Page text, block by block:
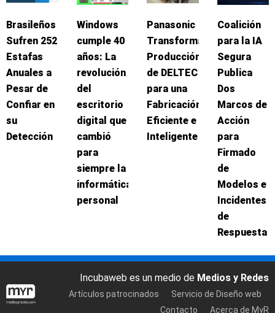
Brasileños
Sufren 252
Estafas
Anuales a
Pesar de
Confiar en
su
Detección
Windows
cumple 40
años: La
revolución
del
escritorio
digital que
cambió
para
siempre la
informática
personal
Panasonic
Transforma
Producción
de DELTEC
para una
Fabricación
Eficiente e
Inteligente
Coalición
para la IA
Segura
Publica
Dos
Marcos de
Acción
para
Firmado
de
Modelos e
Incidentes
de
Respuesta
Incubaweb es un medio de Medios y Redes
Artículos patrocinados
Servicio de Diseño web
Contacto
Acerca de MyR